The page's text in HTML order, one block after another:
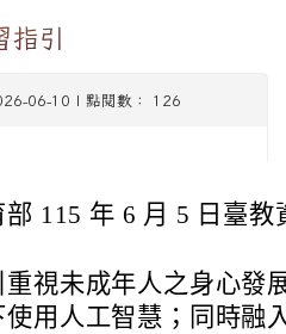
引
06-10 | 點閱數： 126
115 年 6 月 5 日臺
重視未成年人之身心發
使用人工智慧；同時融